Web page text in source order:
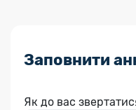
Заповнити
Як до вас